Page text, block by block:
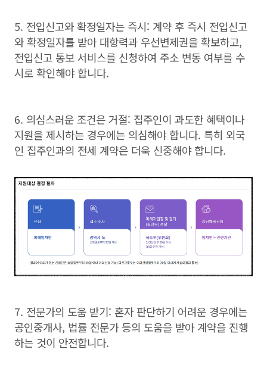
5. 전입신고와 확정일자는 즉시: 계약 후 즉시 전입신고
와 확정일자를 받아 대항력과 우선변제권을 확보하고,
전입신고 통보 서비스를 신청하여 주소 변동 여부를 수
시로 확인해야 합니다.
6. 의심스러운 조건은 거절: 집주인이 과도한 혜택이나
지원을 제시하는 경우에는 의심해야 합니다. 특히 외국
인 집주인과의 전세 계약은 더욱 신중해야 합니다.
7. 전문가의 도움 받기: 혼자 판단하기 어려운 경우에는
공인중개사, 법률 전문가 등의 도움을 받아 계약을 진행
하는 것이 안전합니다.